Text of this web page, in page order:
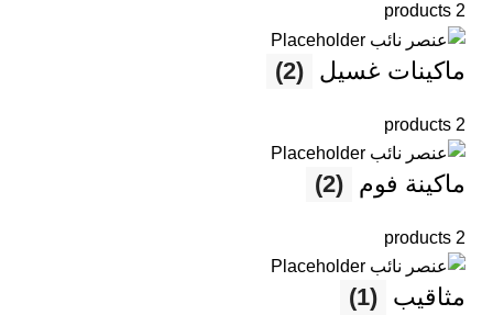
2 products
ماكينات غسيل (2)
2 products
ماكينة فوم (2)
2 products
مثاقيب (1)